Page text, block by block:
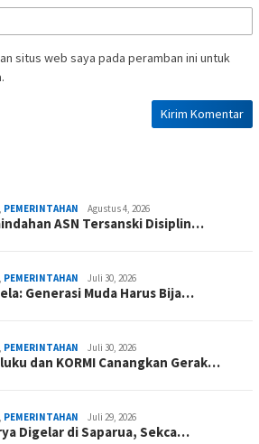
situs web saya pada peramban ini untuk
, PEMERINTAHAN Agustus 4, 2026
ASN Tersanski Disiplin…
, PEMERINTAHAN Juli 30, 2026
Generasi Muda Harus Bija…
, PEMERINTAHAN Juli 30, 2026
dan KORMI Canangkan Gerak…
, PEMERINTAHAN Juli 29, 2026
Digelar di Saparua, Sekca…